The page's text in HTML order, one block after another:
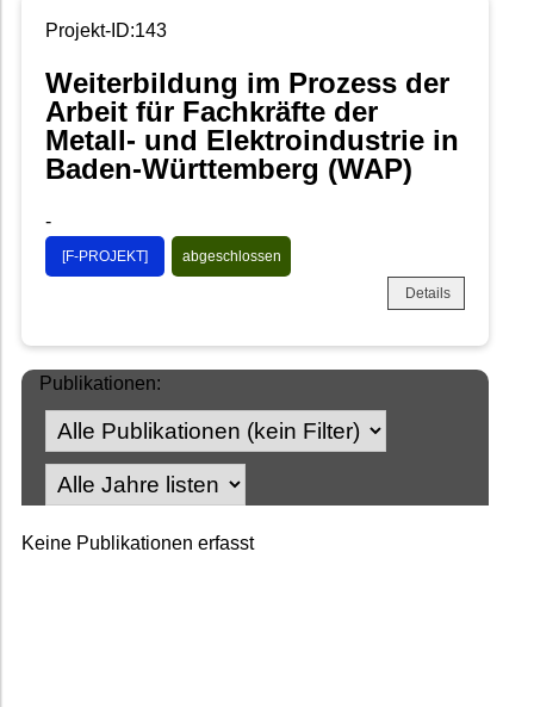
Projekt-ID:143
Weiterbildung im Prozess der
Arbeit für Fachkräfte der
Metall- und Elektroindustrie in
Baden-Württemberg (WAP)
-
[F-PROJEKT] abgeschlossen
Details
Publikationen:
Keine Publikationen erfasst